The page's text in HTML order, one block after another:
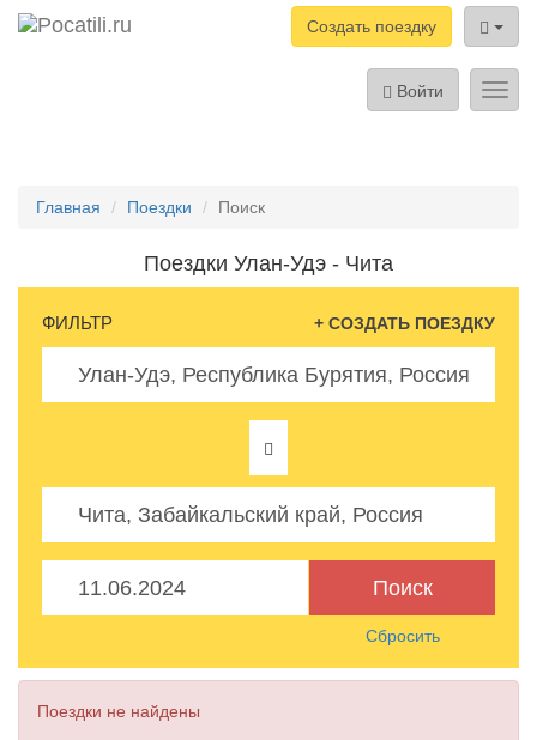
Создать поездку
Войти
Главная Поездки Поиск
Поездки Улан-Удэ - Чита
ФИЛЬТР + СОЗДАТЬ ПОЕЗДКУ
Поиск
Сбросить
Поездки не найдены